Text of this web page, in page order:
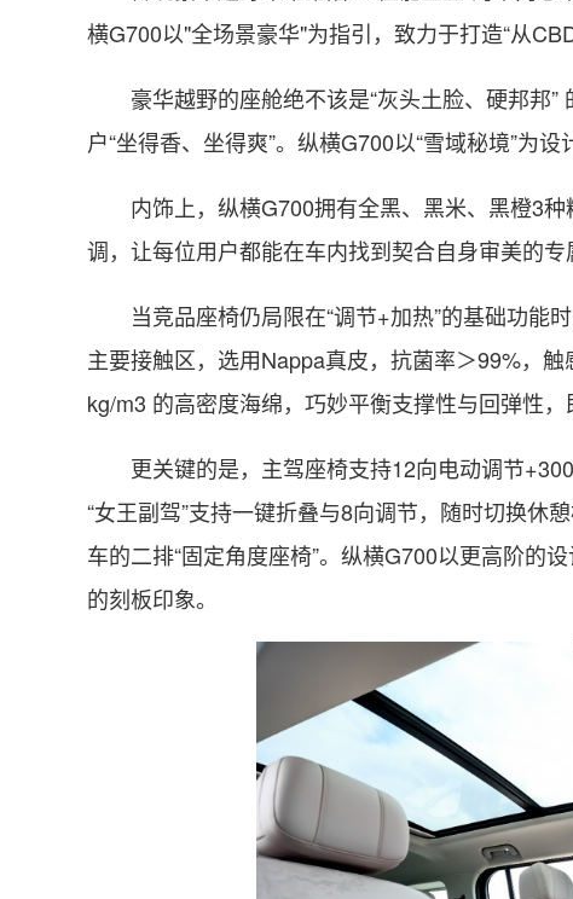
横G700以"全场景豪华"为指引，致力于打造“从
豪华越野的座舱绝不该是“灰头土脸、硬邦邦
户“坐得香、坐得爽”。纵横G700以“雪域秘境”为
内饰上，纵横G700拥有全黑、黑米、黑橙3
调，让每位用户都能在车内找到契合自身审美的专
当竞品座椅仍局限在“调节+加热”的基础功能
主要接触区，选用Nappa真皮，抗菌率＞99%，
kg/m3 的高密度海绵，巧妙平衡支撑性与回弹性，
更关键的是，主驾座椅支持12向电动调节
“女王副驾”支持一键折叠与8向调节，随时切换休
车的二排“固定角度座椅”。纵横G700以更高阶的
的刻板印象。